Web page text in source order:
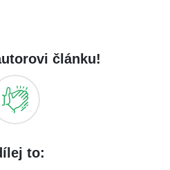
článku!
to: